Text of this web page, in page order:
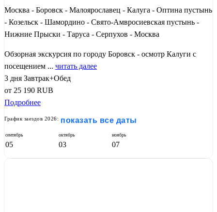
Москва - Боровск - Малоярославец - Калуга - Оптина пустынь
- Козельск - Шамордино - Свято-Амвросиевская пустынь -
Нижние Прыски - Таруса - Серпухов - Москва
Обзорная экскурсия по городу Боровск - осмотр Калуги с
посещением ... читать далее
3 дня Завтрак+Обед
от 25 190 RUB
Подробнее
График заездов 2026: показать все даты
сентябрь
05
октябрь
03
ноябрь
07